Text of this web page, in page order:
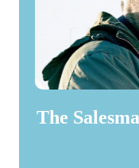
The